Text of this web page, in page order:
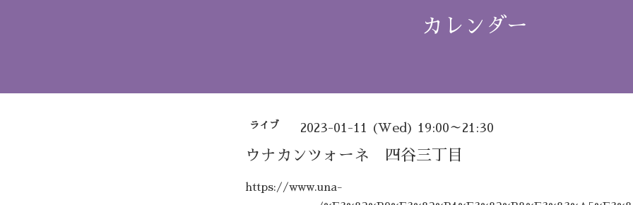
カレンダー
ライブ 2023-01-11 (Wed) 19:00～21:30
ウナカンツォーネ 四谷三丁目
https://www.una-